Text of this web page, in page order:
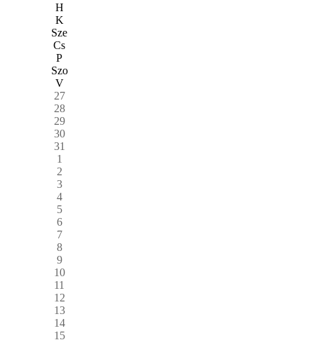
H
K
Sze
Cs
P
Szo
V
27
28
29
30
31
1
2
3
4
5
6
7
8
9
10
11
12
13
14
15